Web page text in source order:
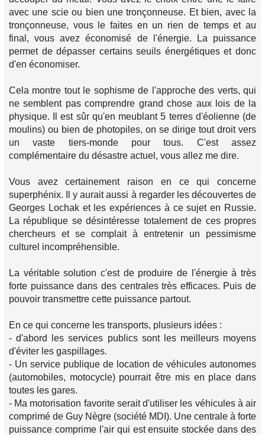
avec une scie ou bien une tronçonneuse. Et bien, avec la
tronçonneuse, vous le faites en un rien de temps et au
final, vous avez économisé de l'énergie. La puissance
permet de dépasser certains seuils énergétiques et donc
d'en économiser.
Cela montre tout le sophisme de l'approche des verts, qui
ne semblent pas comprendre grand chose aux lois de la
physique. Il est sûr qu'en meublant 5 terres d'éolienne (de
moulins) ou bien de photopiles, on se dirige tout droit vers
un vaste tiers-monde pour tous. C'est assez
complémentaire du désastre actuel, vous allez me dire.
Vous avez certainement raison en ce qui concerne
superphénix. Il y aurait aussi à regarder les découvertes de
Georges Lochak et les expériences à ce sujet en Russie.
La république se désintéresse totalement de ces propres
chercheurs et se complait à entretenir un pessimisme
culturel incompréhensible.
La véritable solution c'est de produire de l'énergie à très
forte puissance dans des centrales très efficaces. Puis de
pouvoir transmettre cette puissance partout.
En ce qui concerne les transports, plusieurs idées :
- d'abord les services publics sont les meilleurs moyens
d'éviter les gaspillages.
- Un service publique de location de véhicules autonomes
(automobiles, motocycle) pourrait être mis en place dans
toutes les gares.
- Ma motorisation favorite serait d'utiliser les véhicules à air
comprimé de Guy Nègre (société MDI). Une centrale à forte
puissance comprime l'air qui est ensuite stockée dans des